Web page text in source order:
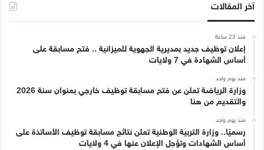
آخر المقالات
منذ 23 ساعة
إعلان توظيف جديد بمديرية الجهوية للميزانية .. فتح مسابقة على
أساس الشهادة في 7 ولايات
منذ يوم واحد
وزارة الرياضة تعلن عن فتح مسابقة توظيف خارجي بعنوان سنة 2026
والتقديم من هنا
منذ يوم واحد
رسميًا.. وزارة التربية الوطنية تعلن نتائج مسابقة توظيف الأساتذة على
أساس الشهادات وتؤجل الإعلان عنها في 4 ولايات